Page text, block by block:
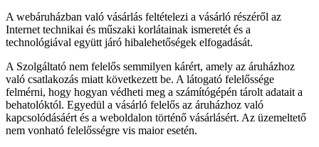
A webáruházban való vásárlás feltételezi a vásárló részéről az
Internet technikai és műszaki korlátainak ismeretét és a
technológiával együtt járó hibalehetőségek elfogadását.
A Szolgáltató nem felelős semmilyen kárért, amely az áruházhoz
való csatlakozás miatt következett be. A látogató felelőssége
felmérni, hogy hogyan védheti meg a számítógépén tárolt adatait a
behatolóktól. Egyedül a vásárló felelős az áruházhoz való
kapcsolódásáért és a weboldalon történő vásárlásért. Az üzemeltető
nem vonható felelősségre vis maior esetén.